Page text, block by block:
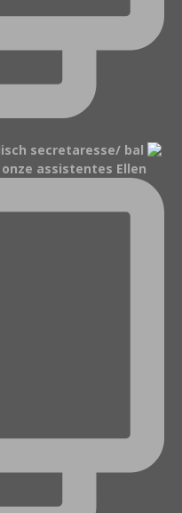
secretaresse/ bal
assistentes Ellen